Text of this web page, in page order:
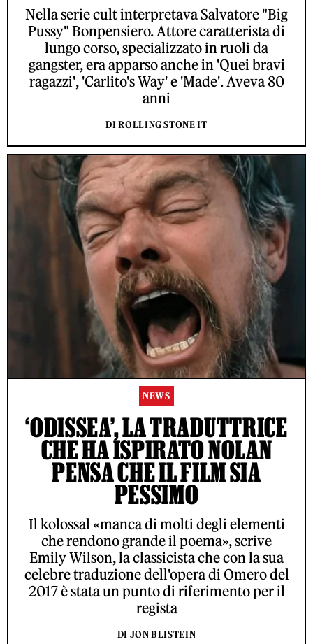
Nella serie cult interpretava Salvatore "Big
Pussy" Bonpensiero. Attore caratterista di
lungo corso, specializzato in ruoli da
gangster, era apparso anche in 'Quei bravi
ragazzi', 'Carlito's Way' e 'Made'. Aveva 80
anni
DI ROLLING STONE IT
NEWS
‘ODISSEA’, LA TRADUTTRICE
CHE HA ISPIRATO NOLAN
PENSA CHE IL FILM SIA
PESSIMO
Il kolossal «manca di molti degli elementi
che rendono grande il poema», scrive
Emily Wilson, la classicista che con la sua
celebre traduzione dell'opera di Omero del
2017 è stata un punto di riferimento per il
regista
DI JON BLISTEIN